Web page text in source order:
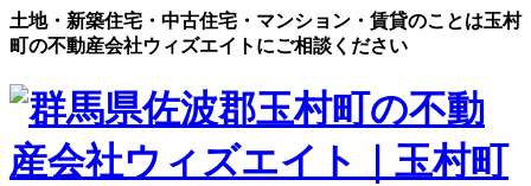
土地・新築住宅・中古住宅・マンション・賃貸のことは玉村
町の不動産会社ウィズエイトにご相談ください